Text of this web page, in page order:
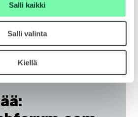
Salli kaikki
Salli valinta
Kiellä